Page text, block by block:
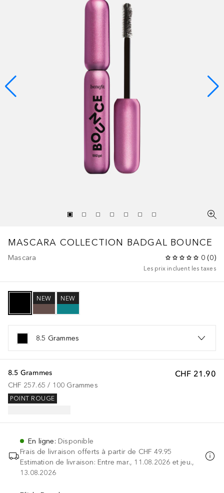
MASCARA COLLECTION BADGAL BOUNCE
Mascara 0 (0)
Les prix incluent les taxes
NEW NEW
8.5 Grammes
CHF 21.90
8.5 Grammes
CHF 257.65 / 100 Grammes
POINT ROUGE
En ligne: Disponible
Frais de livraison offerts à partir de CHF 49.95
Estimation de livraison: Entre mar., 11.08.2026 et jeu.,
13.08.2026